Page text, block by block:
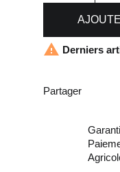
 Derniers
Partager